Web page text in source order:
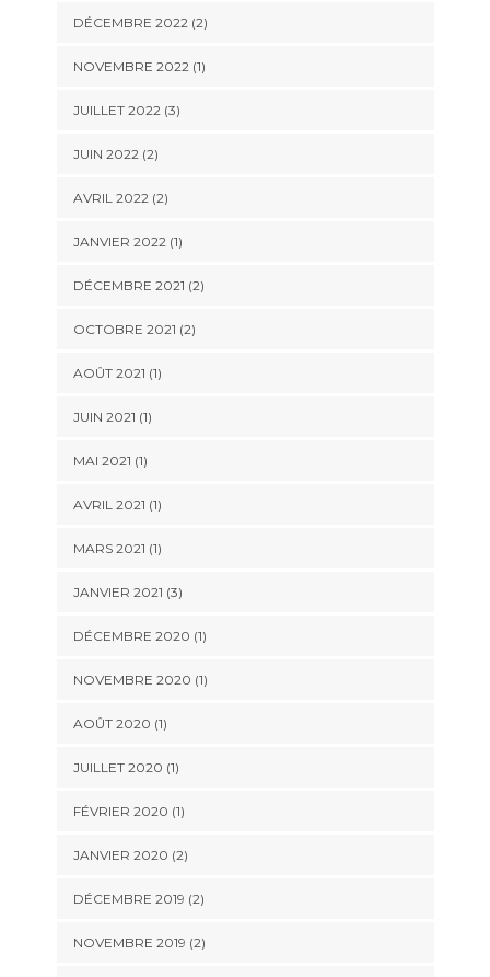
DÉCEMBRE 2022(2)
NOVEMBRE 2022(1)
JUILLET 2022(3)
JUIN 2022(2)
AVRIL 2022(2)
JANVIER 2022(1)
DÉCEMBRE 2021 (2)
OCTOBRE 2021 (2)
AOÛT 2021 (1)
JUIN 2021 (1)
MAI 2021 (1)
AVRIL 2021 (1)
MARS 2021 (1)
JANVIER 2021 (3)
DÉCEMBRE 2020 (1)
NOVEMBRE 2020 (1)
AOÛT 2020 (1)
JUILLET 2020 (1)
FÉVRIER 2020 (1)
JANVIER 2020 (2)
DÉCEMBRE 2019 (2)
NOVEMBRE 2019 (2)